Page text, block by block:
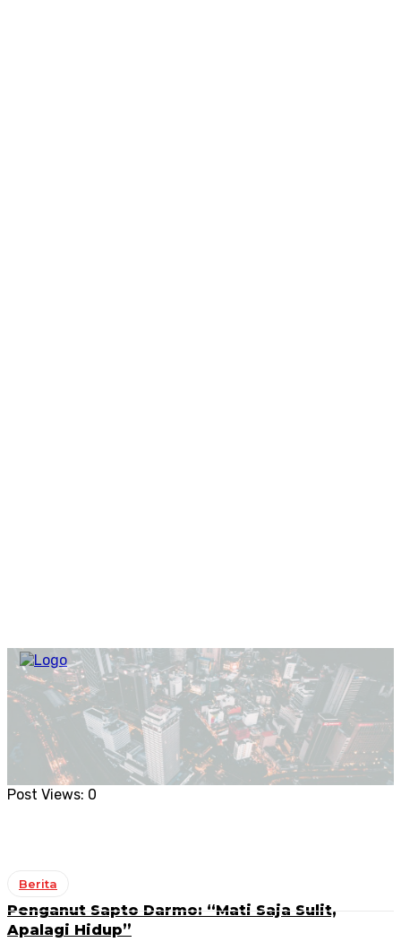
Post Views: 0
Berita
Penganut Sapto Darmo: “Mati Saja Sulit,
Apalagi Hidup”